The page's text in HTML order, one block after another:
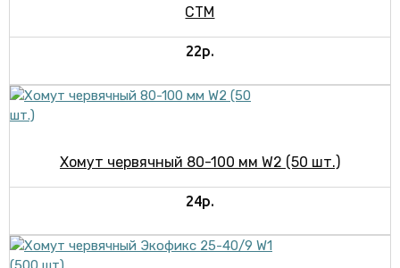
СТМ
22р.
Хомут червячный 80-100 мм W2 (50 шт.)
24р.